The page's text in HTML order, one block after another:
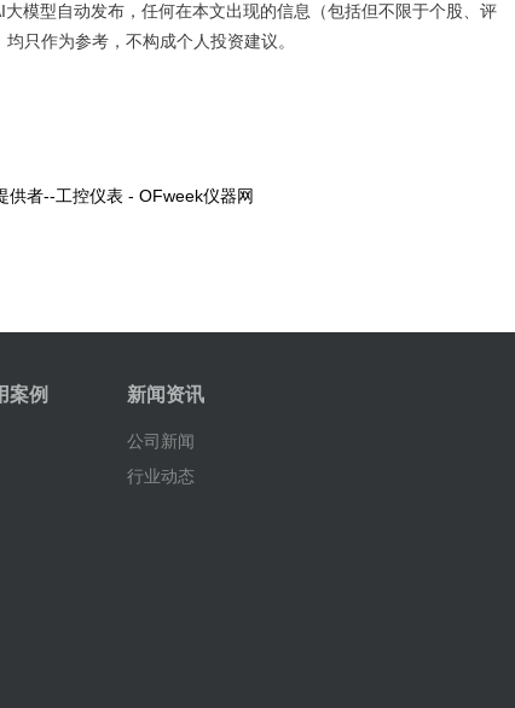
型自动发布，任何在本文出现的信息（包括但不限于个股、评
只作为参考，不构成个人投资建议。
者--工控仪表 - OFweek仪器网
案例 新闻资讯
公司新闻
行业动态